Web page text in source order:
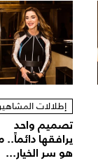
إطلالات
تصميم واحد
يرافقها دائماً..
هو سر الخيار...